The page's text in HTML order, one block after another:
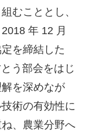
むこととし、
年 12 月
を締結した
う部会をはじ
を深めなが
術の有効性に
、農業分野へ